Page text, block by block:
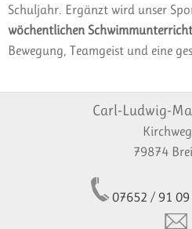
Schuljahr. Ergänzt wird unser
wöchentlichen Schwimmunterricht
Bewegung, Teamgeist und eine
Carl-Ludwig-
79874
07652 / 91